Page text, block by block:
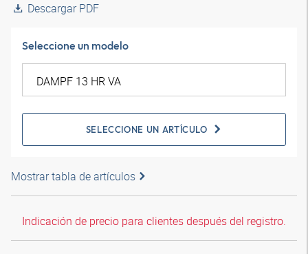
Descargar PDF
Seleccione un modelo
SELECCIONE UN ARTÍCULO
Mostrar tabla de artículos
Indicación de precio para clientes después del registro.